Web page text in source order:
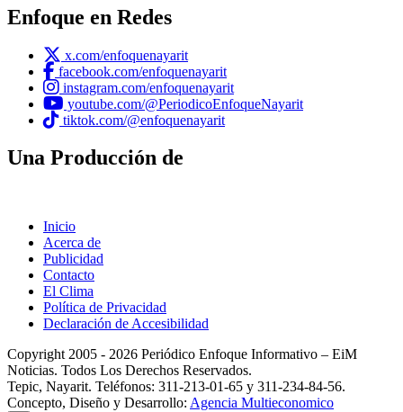
Enfoque en Redes
x.com/enfoquenayarit
facebook.com/enfoquenayarit
instagram.com/enfoquenayarit
youtube.com/@PeriodicoEnfoqueNayarit
tiktok.com/@enfoquenayarit
Una Producción de
Inicio
Acerca de
Publicidad
Contacto
El Clima
Política de Privacidad
Declaración de Accesibilidad
Copyright 2005 - 2026 Periódico Enfoque Informativo – EiM
Noticias. Todos Los Derechos Reservados.
Tepic, Nayarit. Teléfonos: 311-213-01-65 y 311-234-84-56.
Concepto, Diseño y Desarrollo: Agencia Multieconomico